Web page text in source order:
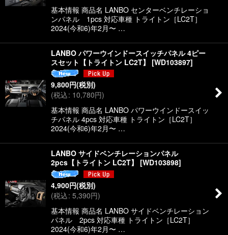
基本情報 商品名 LANBO センターベンチレーショ
ンパネル 1pcs 対応車種 トライトン［LC2T］
2024(今和6)年2月〜 …
LANBO パワーウインドースイッチパネル 4ピー
スセット【トライトン LC2T】
[WD103897]
9,800円(税別)
(税込: 10,780円)
基本情報 商品名 LANBO パワーウインドースイッ
チパネル 4pcs 対応車種 トライトン［LC2T］
2024(今和6)年2月〜 …
LANBO サイドベンチレーションパネル
2pcs【トライトン LC2T】
[WD103898]
4,900円(税別)
(税込: 5,390円)
基本情報 商品名 LANBO サイドベンチレーション
パネル 2pcs 対応車種 トライトン［LC2T］
2024(今和6)年2月〜 …